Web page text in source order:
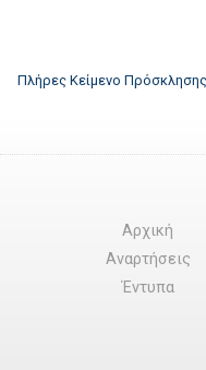
Πλήρες Κείμενο Πρόσκλησης
Αρχική
Αναρτήσεις
Έντυπα